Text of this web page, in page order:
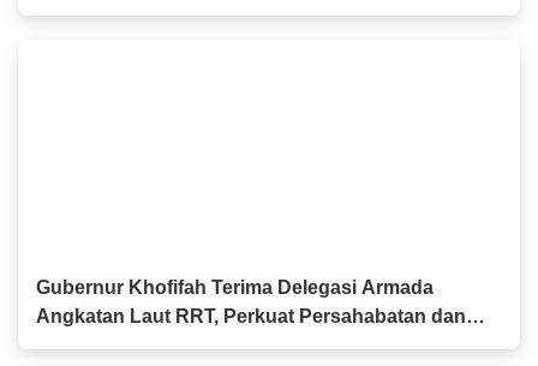
Putih dan Sembako kepada Ojol Malang
Gubernur Khofifah Terima Delegasi Armada
Angkatan Laut RRT, Perkuat Persahabatan dan
Kerja Sama Industri Perkapalan